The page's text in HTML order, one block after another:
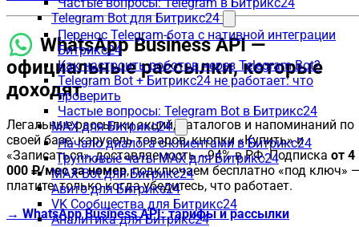
Telegram Bot для Битрикс24
Перенос Telegram-бота с нативной интеграции
Битрикс24
Как настроить роботов через Telegram Bot?
Telegram Bot + Битрикс24 не работает: что
проверить
Частые вопросы: Telegram Bot в Битрикс24
MAX для Битрикс24
Начало диалога с клиентами в Битрикс24
Групповые чаты MAX для Битрикс24
MAX Bot для Битрикс24
Авито для Битрикс24
VK Сообщества для Битрикс24
Аналитика для Битрикс24
WhatsApp Business API —
официальные рассылки, которые
доходят
Легальные рассылки акций, каталогов и напоминаний по
своей базе: карусель товаров, кнопки «Купить» и
«Записаться», доставляемость ~94% в РФ. Подписка от 4
000 ₽/мес за номер, подключаем бесплатно «под ключ»
платите, только когда убедитесь, что работает.
→ WhatsApp Business API: тарифы и рассылки